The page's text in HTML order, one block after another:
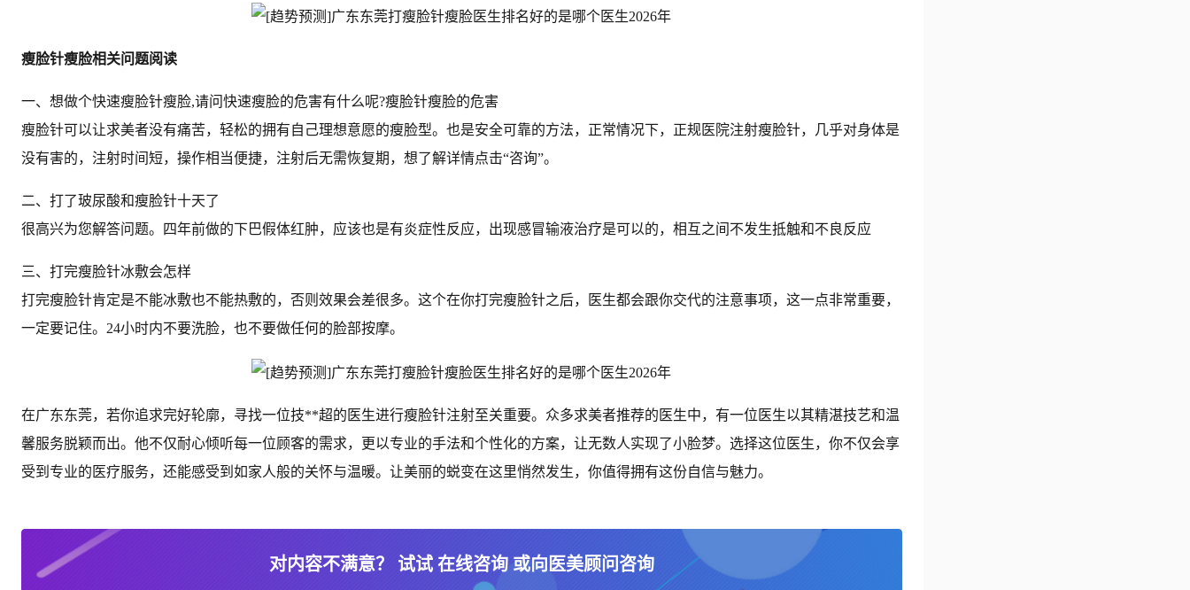
瘦脸针瘦脸相关问题阅读
一、想做个快速瘦脸针瘦脸,请问快速瘦脸的危害有什么呢?瘦脸针瘦脸的危害
瘦脸针可以让求美者没有痛苦，轻松的拥有自己理想意愿的瘦脸型。也是安全可靠的方法，正常情况下，正规医院注射瘦脸针，几乎对身体是
没有害的，注射时间短，操作相当便捷，注射后无需恢复期，想了解详情点击“咨询”。
二、打了玻尿酸和瘦脸针十天了
很高兴为您解答问题。四年前做的下巴假体红肿，应该也是有炎症性反应，出现感冒输液治疗是可以的，相互之间不发生抵触和不良反应
三、打完瘦脸针冰敷会怎样
打完瘦脸针肯定是不能冰敷也不能热敷的，否则效果会差很多。这个在你打完瘦脸针之后，医生都会跟你交代的注意事项，这一点非常重要，
一定要记住。24小时内不要洗脸，也不要做任何的脸部按摩。
在广东东莞，若你追求完好轮廓，寻找一位技**超的医生进行瘦脸针注射至关重要。众多求美者推荐的医生中，有一位医生以其精湛技艺和温
馨服务脱颖而出。他不仅耐心倾听每一位顾客的需求，更以专业的手法和个性化的方案，让无数人实现了小脸梦。选择这位医生，你不仅会享
受到专业的医疗服务，还能感受到如家人般的关怀与温暖。让美丽的蜕变在这里悄然发生，你值得拥有这份自信与魅力。
对内容不满意？ 试试 在线咨询 或向医美顾问咨询